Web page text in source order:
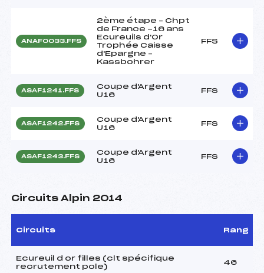
ANAF0033.FFS
2ème étape – Chpt
de France -16 ans
Ecureuils d'Or
Trophée Caisse
d'Epargne –
Kassbohrer
FFS
ASAF1241.FFS
Coupe d'Argent
U16
FFS
ASAF1242.FFS
Coupe d'Argent
U16
FFS
ASAF1243.FFS
Coupe d'Argent
U16
FFS
Circuits Alpin 2014
Circuits Rang
Ecureuil d or filles (clt spécifique
recrutement pole)
46